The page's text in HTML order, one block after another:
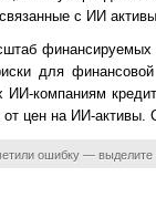
с ИИ
финансируемых
для
ИИ-компаниям
цен на ИИ-активы.
ошибку —